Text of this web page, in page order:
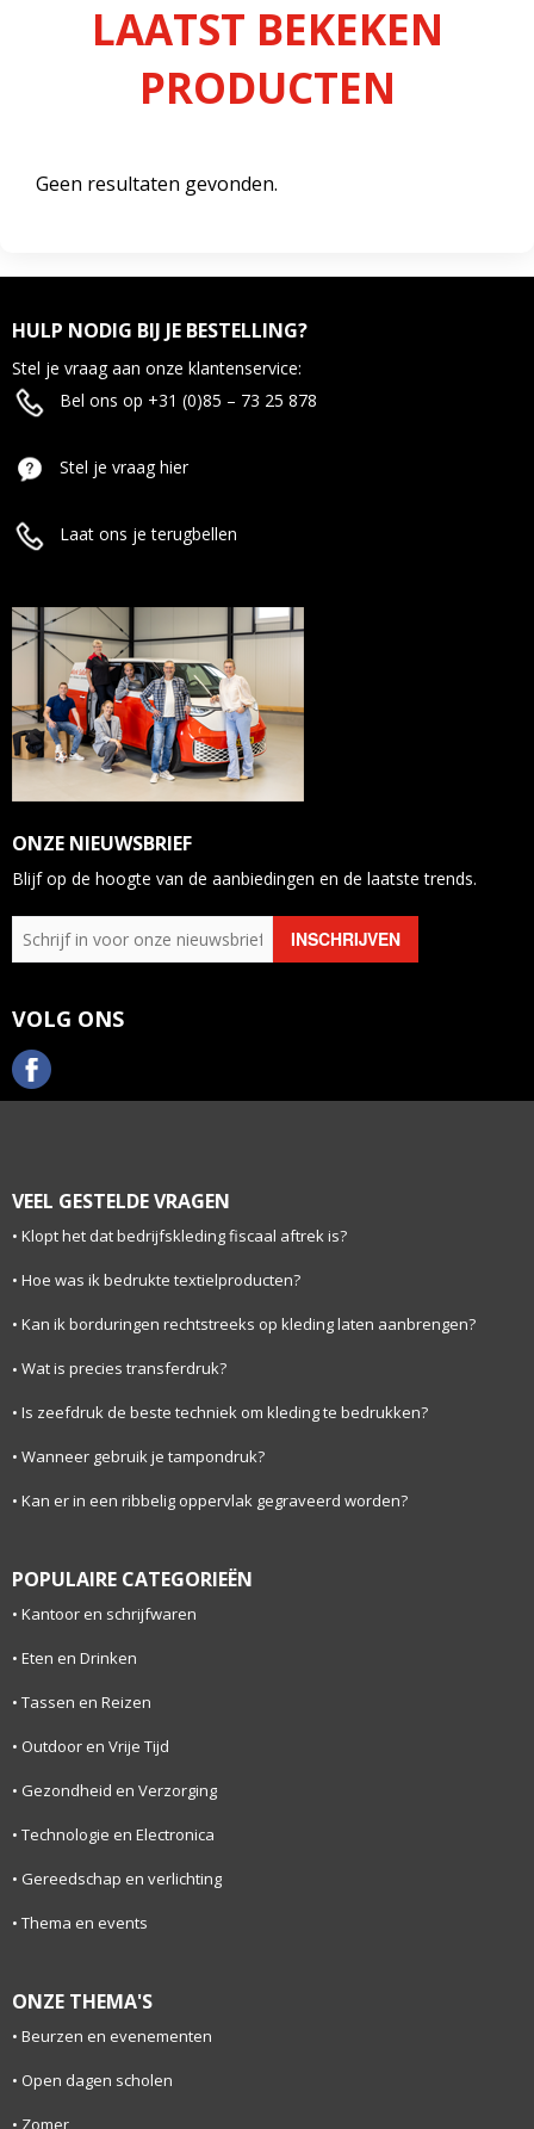
LAATST BEKEKEN
PRODUCTEN
Geen resultaten gevonden.
HULP NODIG BIJ JE BESTELLING?
Stel je vraag aan onze klantenservice:
Bel ons op +31 (0)85 – 73 25 878
Stel je vraag hier
Laat ons je terugbellen
ONZE NIEUWSBRIEF
Blijf op de hoogte van de aanbiedingen en de laatste trends.
VOLG ONS
VEEL GESTELDE VRAGEN
Klopt het dat bedrijfskleding fiscaal aftrek is?
Hoe was ik bedrukte textielproducten?
Kan ik borduringen rechtstreeks op kleding laten aanbrengen?
Wat is precies transferdruk?
Is zeefdruk de beste techniek om kleding te bedrukken?
Wanneer gebruik je tampondruk?
Kan er in een ribbelig oppervlak gegraveerd worden?
POPULAIRE CATEGORIEËN
Kantoor en schrijfwaren
Eten en Drinken
Tassen en Reizen
Outdoor en Vrije Tijd
Gezondheid en Verzorging
Technologie en Electronica
Gereedschap en verlichting
Thema en events
ONZE THEMA'S
Beurzen en evenementen
Open dagen scholen
Zomer